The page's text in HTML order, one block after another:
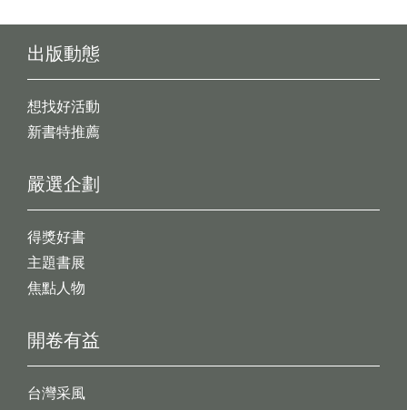
出版動態
想找好活動
新書特推薦
開卷有益
台灣采風
嚴選企劃
得獎好書
主題書展
焦點人物